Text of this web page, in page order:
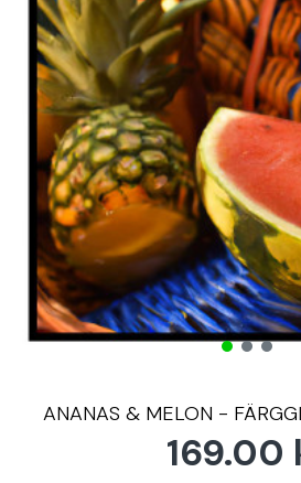
ANANAS & MELON -
169.00